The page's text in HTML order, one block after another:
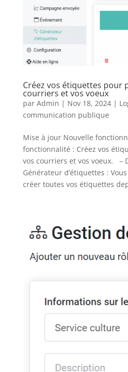
Créez vos étiquettes pour
courriers et vos voeux
par Admin | Nov 18, 2024|
communication publique
Mise à jour Nouvelle
fonctionnalité : Créez vos
vos courriers et vos voeux. –
Générateur d’étiquettes :
créer toutes vos étiquettes